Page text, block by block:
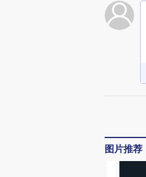
图片推荐